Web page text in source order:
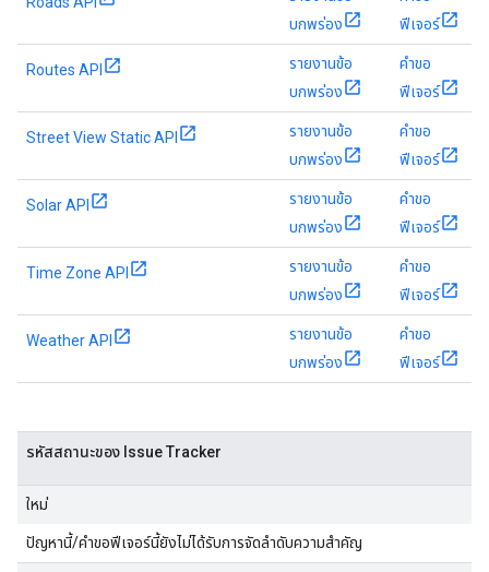
บกพร่อง
ฟีเจอร์
Routes API
รายงานข้อ
บกพร่อง
คำขอ
ฟีเจอร์
Street View Static API
รายงานข้อ
บกพร่อง
คำขอ
ฟีเจอร์
Solar API
รายงานข้อ
บกพร่อง
คำขอ
ฟีเจอร์
Time Zone API
รายงานข้อ
บกพร่อง
คำขอ
ฟีเจอร์
Weather API
รายงานข้อ
บกพร่อง
คำขอ
ฟีเจอร์
รหัสสถานะของ Issue Tracker
ใหม่
ปัญหานี้/คำขอฟีเจอร์นี้ยังไม่ได้รับการจัดลำดับความสำคัญ